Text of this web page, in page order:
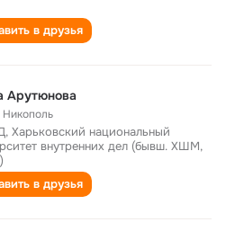
в друзья
Арутюнова
Никополь
Харьковский национальный
внутренних дел (бывш. ХШМ,
в друзья